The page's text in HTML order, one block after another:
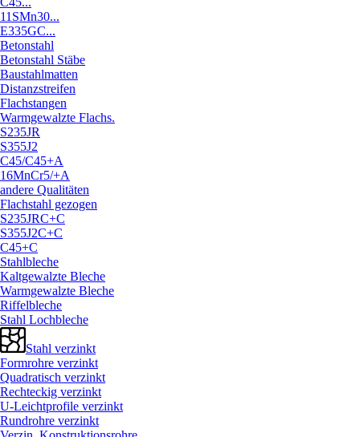
11SMn30...
E335GC...
Betonstahl
Betonstahl Stäbe
Baustahlmatten
Distanzstreifen
Flachstangen
Warmgewalzte Flachs.
S235JR
S355J2
C45/C45+A
16MnCr5/+A
andere Qualitäten
Flachstahl gezogen
S235JRC+C
S355J2C+C
C45+C
Stahlbleche
Kaltgewalzte Bleche
Warmgewalzte Bleche
Riffelbleche
Stahl Lochbleche
Stahl verzinkt
Formrohre verzinkt
Quadratisch verzinkt
Rechteckig verzinkt
U-Leichtprofile verzinkt
Rundrohre verzinkt